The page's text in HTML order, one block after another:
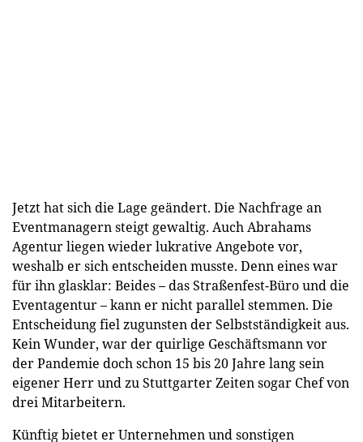
Jetzt hat sich die Lage geändert. Die Nachfrage an
Eventmanagern steigt gewaltig. Auch Abrahams
Agentur liegen wieder lukrative Angebote vor,
weshalb er sich entscheiden musste. Denn eines war
für ihn glasklar: Beides – das Straßenfest-Büro und die
Eventagentur – kann er nicht parallel stemmen. Die
Entscheidung fiel zugunsten der Selbstständigkeit aus.
Kein Wunder, war der quirlige Geschäftsmann vor
der Pandemie doch schon 15 bis 20 Jahre lang sein
eigener Herr und zu Stuttgarter Zeiten sogar Chef von
drei Mitarbeitern.
Künftig bietet er Unternehmen und sonstigen